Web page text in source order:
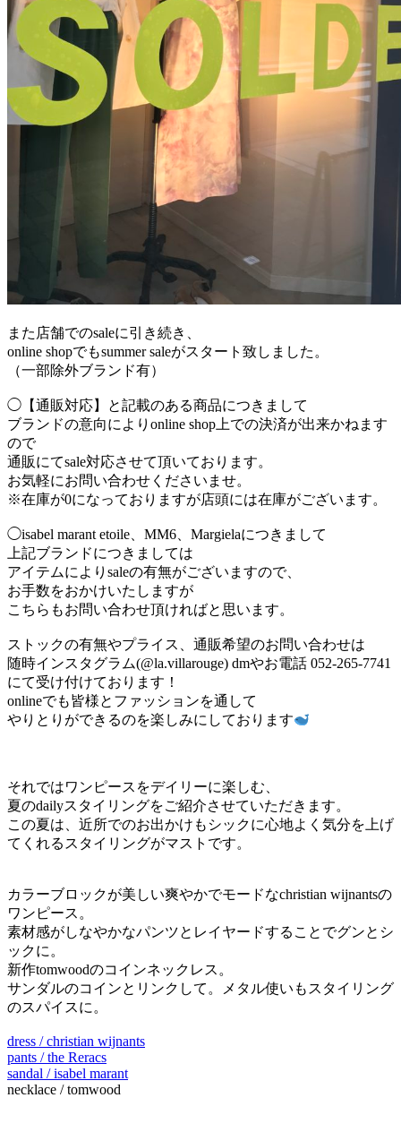
また店舗でのsaleに引き続き、
online shopでもsummer saleがスタート致しました。
（一部除外ブランド有）
◯【通販対応】と記載のある商品につきまして
ブランドの意向によりonline shop上での決済が出来かねます
ので
通販にてsale対応させて頂いております。
お気軽にお問い合わせくださいませ。
※在庫が0になっておりますが店頭には在庫がございます。
◯isabel marant etoile、MM6、Margielaにつきまして
上記ブランドにつきましては
アイテムによりsaleの有無がございますので、
お手数をおかけいたしますが
こちらもお問い合わせ頂ければと思います。
ストックの有無やプライス、通販希望のお問い合わせは
随時インスタグラム(@la.villarouge) dmやお電話 052-265-7741
にて受け付けております！
onlineでも皆様とファッションを通して
やりとりができるのを楽しみにしております
それではワンピースをデイリーに楽しむ、
夏のdailyスタイリングをご紹介させていただきます。
この夏は、近所でのお出かけもシックに心地よく気分を上げ
てくれるスタイリングがマストです。
カラーブロックが美しい爽やかでモードなchristian wijnantsの
ワンピース。
素材感がしなやかなパンツとレイヤードすることでグンとシ
ックに。
新作tomwoodのコインネックレス。
サンダルのコインとリンクして。メタル使いもスタイリング
のスパイスに。
dress / christian wijnants
pants / the Reracs
sandal / isabel marant
necklace / tomwood